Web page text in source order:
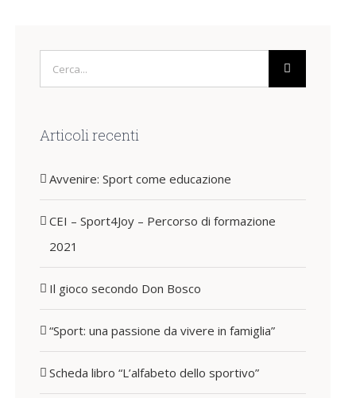
Cerca
per:
Articoli recenti
Avvenire: Sport come educazione
CEI – Sport4Joy – Percorso di formazione
2021
Il gioco secondo Don Bosco
“Sport: una passione da vivere in famiglia”
Scheda libro “L’alfabeto dello sportivo”